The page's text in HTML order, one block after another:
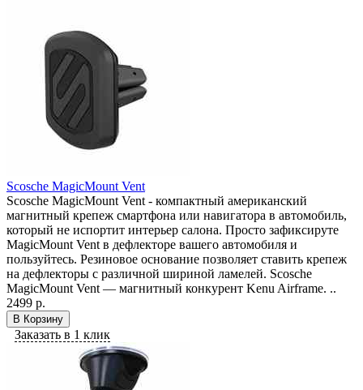
Scosche MagicMount Vent
Scosche MagicMount Vent - компактный американский
магнитный крепеж смартфона или навигатора в автомобиль,
который не испортит интерьер салона. Просто зафиксируте
MagicMount Vent в дефлекторе вашего автомобиля и
пользуйтесь. Резиновое основание позволяет ставить крепеж
на дефлекторы с различной шириной ламелей. Scosche
MagicMount Vent — магнитный конкурент Kenu Airframe. ..
2499 р.
В Корзину
Заказать в 1 клик